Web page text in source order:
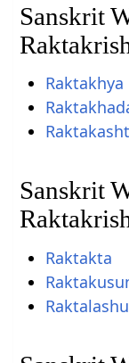
Sanskrit
Raktakhya
Sanskrit
Raktakta